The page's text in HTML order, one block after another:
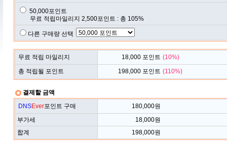
50,000포인트
무료 적립마일리지 2,500포인트 : 총 105%
다른 구매량 선택
무료 적립 마일리지 18,000 포인트 (10%)
총 적립될 포인트
198,000 포인트 (110%)
결제할 금액
DNSEver포인트 구매 180,000원
부가세
18,000원
합계
198,000원